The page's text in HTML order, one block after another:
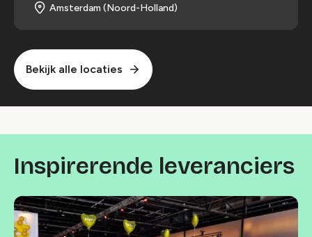
Amsterdam (Noord-Holland)
Bekijk alle locaties
Inspirerende leveranciers